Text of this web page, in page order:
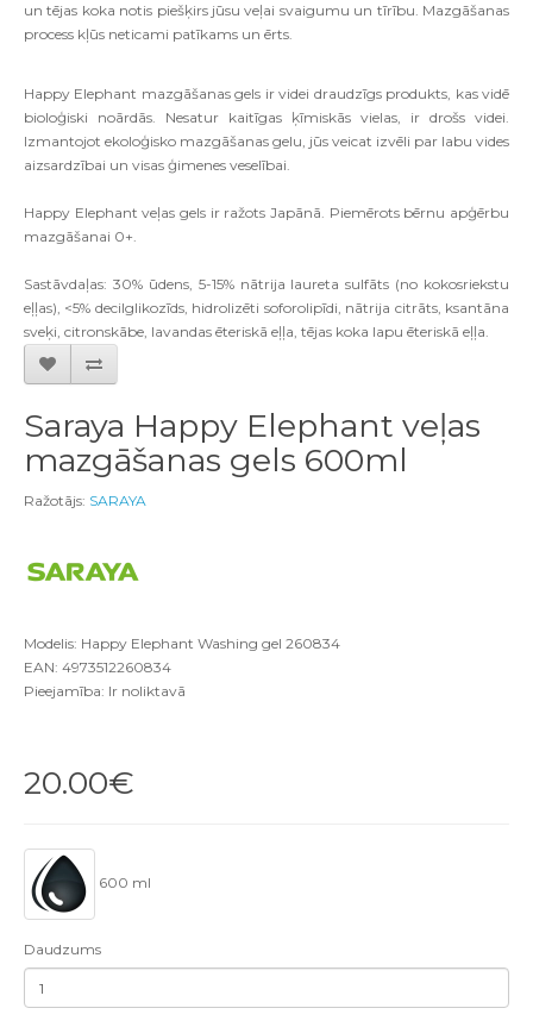
un tējas koka notis piešķirs jūsu veļai svaigumu un tīrību. Mazgāšanas
process kļūs neticami patīkams un ērts.
Happy Elephant mazgāšanas gels ir videi draudzīgs produkts, kas vidē
bioloģiski noārdās. Nesatur kaitīgas ķīmiskās vielas, ir drošs videi.
Izmantojot ekoloģisko mazgāšanas gelu, jūs veicat izvēli par labu vides
aizsardzībai un visas ģimenes veselībai.
Happy Elephant veļas gels ir ražots Japānā. Piemērots bērnu apģērbu
mazgāšanai 0+.
Sastāvdaļas: 30% ūdens, 5-15% nātrija laureta sulfāts (no kokosriekstu
eļļas), <5% decilglikozīds, hidrolizēti soforolipīdi, nātrija citrāts, ksantāna
sveķi, citronskābe, lavandas ēteriskā eļļa, tējas koka lapu ēteriskā eļļa.
Saraya Happy Elephant veļas
mazgāšanas gels 600ml
Ražotājs: SARAYA
Modelis: Happy Elephant Washing gel 260834
EAN: 4973512260834
Pieejamība: Ir noliktavā
20.00€
600 ml
Daudzums